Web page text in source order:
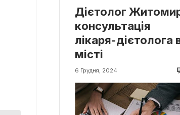
Дієтолог
консультація
лікаря-дієтолога
місті
6 Грудня, 2024